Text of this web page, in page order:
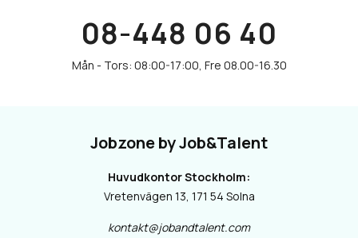
08-448 06 40
Jobzone by Job&Talent
Huvudkontor Stockholm:
Vretenvägen 13, 171 54 Solna
kontakt@jobandtalent.com